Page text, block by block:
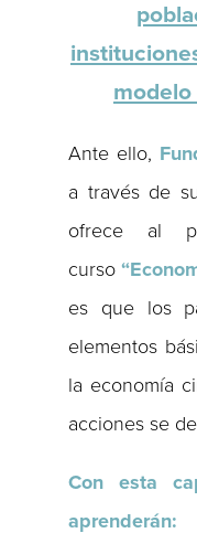
modelo
Ante ello,
a través de
ofrece al
curso
es que los
elementos
la economía
acciones se
Con esta
aprenderán: